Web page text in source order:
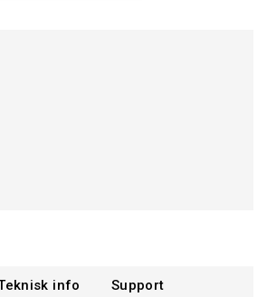
Support